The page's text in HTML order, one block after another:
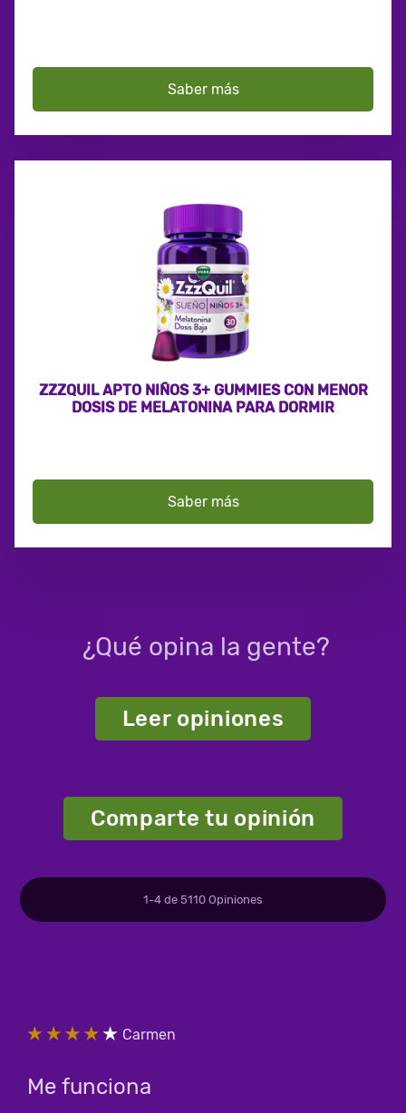
Saber más
ZZZQUIL APTO NIÑOS 3+ GUMMIES CON MENOR
DOSIS DE MELATONINA PARA DORMIR
Saber más
¿Qué opina la gente?
Leer opiniones
Comparte tu opinión
1-4 de 5110 Opiniones
Carmen
Me funciona